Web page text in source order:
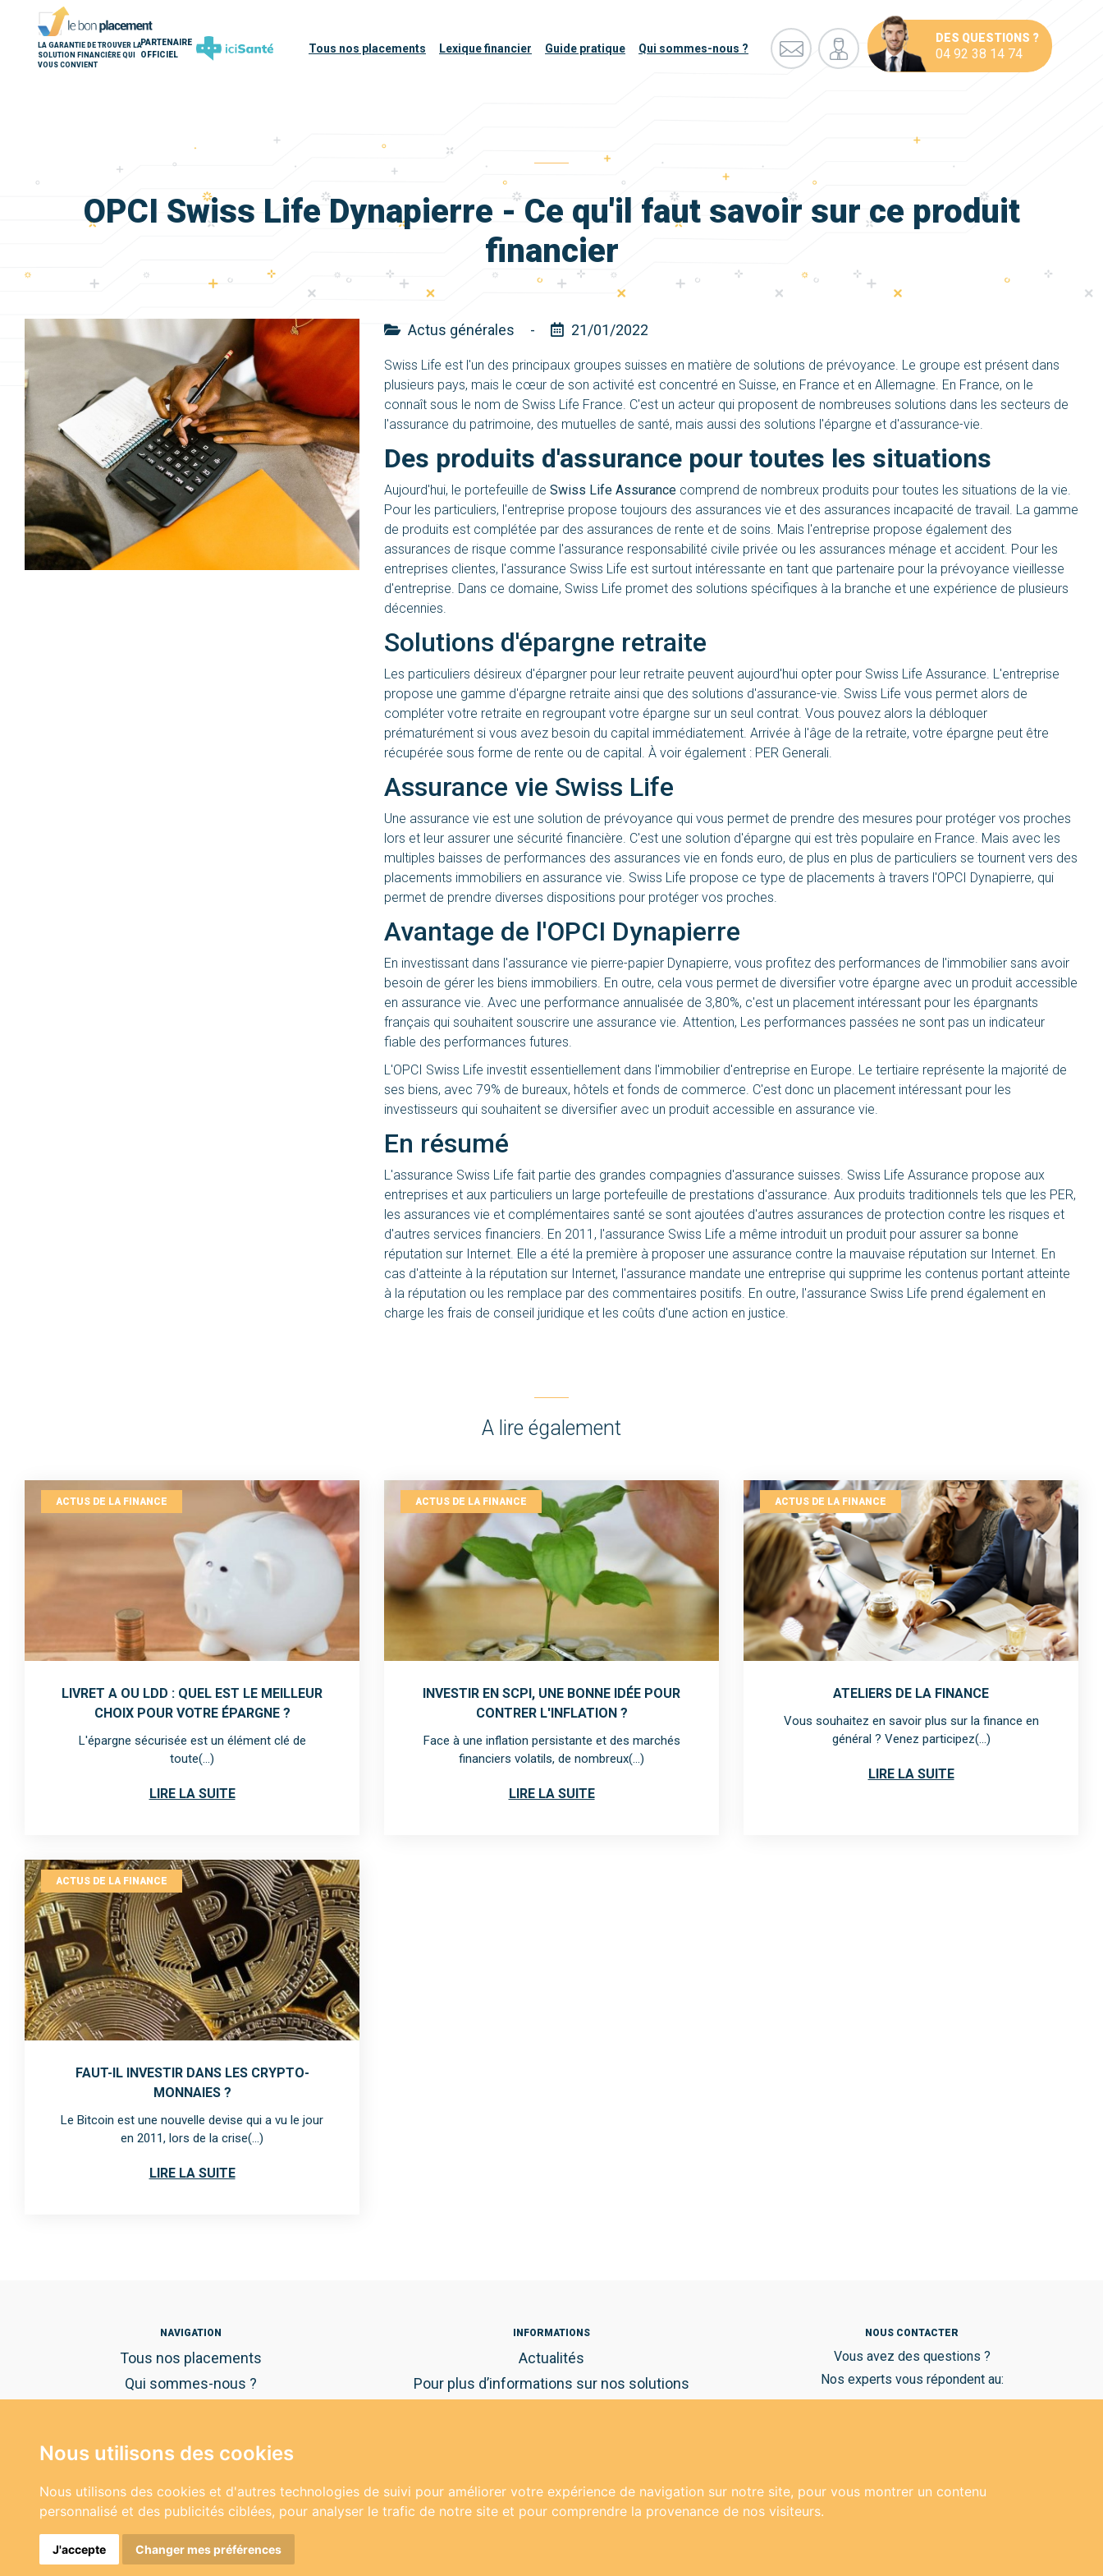
Nous utilisons des cookies
Nous utilisons des cookies et d'autres technologies de suivi pour améliorer votre expérience de navigation sur notre site, pour vous montrer un contenu
personnalisé et des publicités ciblées, pour analyser le trafic de notre site et pour comprendre la provenance de nos visiteurs.
J'accepte Changer mes préférences
LA GARANTIE DE TROUVER LA
SOLUTION FINANCIÈRE QUI
VOUS CONVIENT
PARTENAIRE
OFFICIEL
Tous nos placements Lexique financier Guide pratique Qui sommes-nous ?
DES QUESTIONS ?
04 92 38 14 74
OPCI Swiss Life Dynapierre - Ce qu'il faut savoir sur ce produit
financier
Actus générales - 21/01/2022
Swiss Life est l'un des principaux groupes suisses en matière de solutions de prévoyance. Le groupe est présent dans
plusieurs pays, mais le cœur de son activité est concentré en Suisse, en France et en Allemagne. En France, on le
connaît sous le nom de Swiss Life France. C'est un acteur qui proposent de nombreuses solutions dans les secteurs de
l'assurance du patrimoine, des mutuelles de santé, mais aussi des solutions l'épargne et d'assurance-vie.
Des produits d'assurance pour toutes les situations
Aujourd'hui, le portefeuille de Swiss Life Assurance comprend de nombreux produits pour toutes les situations de la vie.
Pour les particuliers, l'entreprise propose toujours des assurances vie et des assurances incapacité de travail. La gamme
de produits est complétée par des assurances de rente et de soins. Mais l'entreprise propose également des
assurances de risque comme l'assurance responsabilité civile privée ou les assurances ménage et accident. Pour les
entreprises clientes, l'assurance Swiss Life est surtout intéressante en tant que partenaire pour la prévoyance vieillesse
d'entreprise. Dans ce domaine, Swiss Life promet des solutions spécifiques à la branche et une expérience de plusieurs
décennies.
Solutions d'épargne retraite
Les particuliers désireux d'épargner pour leur retraite peuvent aujourd'hui opter pour Swiss Life Assurance. L'entreprise
propose une gamme d'épargne retraite ainsi que des solutions d'assurance-vie. Swiss Life vous permet alors de
compléter votre retraite en regroupant votre épargne sur un seul contrat. Vous pouvez alors la débloquer
prématurément si vous avez besoin du capital immédiatement. Arrivée à l'âge de la retraite, votre épargne peut être
récupérée sous forme de rente ou de capital. À voir également : PER Generali.
Assurance vie Swiss Life
Une assurance vie est une solution de prévoyance qui vous permet de prendre des mesures pour protéger vos proches
lors et leur assurer une sécurité financière. C'est une solution d'épargne qui est très populaire en France. Mais avec les
multiples baisses de performances des assurances vie en fonds euro, de plus en plus de particuliers se tournent vers des
placements immobiliers en assurance vie. Swiss Life propose ce type de placements à travers l'OPCI Dynapierre, qui
permet de prendre diverses dispositions pour protéger vos proches.
Avantage de l'OPCI Dynapierre
En investissant dans l'assurance vie pierre-papier Dynapierre, vous profitez des performances de l'immobilier sans avoir
besoin de gérer les biens immobiliers. En outre, cela vous permet de diversifier votre épargne avec un produit accessible
en assurance vie. Avec une performance annualisée de 3,80%, c'est un placement intéressant pour les épargnants
français qui souhaitent souscrire une assurance vie. Attention, Les performances passées ne sont pas un indicateur
fiable des performances futures.
L'OPCI Swiss Life investit essentiellement dans l'immobilier d'entreprise en Europe. Le tertiaire représente la majorité de
ses biens, avec 79% de bureaux, hôtels et fonds de commerce. C'est donc un placement intéressant pour les
investisseurs qui souhaitent se diversifier avec un produit accessible en assurance vie.
En résumé
L'assurance Swiss Life fait partie des grandes compagnies d'assurance suisses. Swiss Life Assurance propose aux
entreprises et aux particuliers un large portefeuille de prestations d'assurance. Aux produits traditionnels tels que les PER,
les assurances vie et complémentaires santé se sont ajoutées d'autres assurances de protection contre les risques et
d'autres services financiers. En 2011, l'assurance Swiss Life a même introduit un produit pour assurer sa bonne
réputation sur Internet. Elle a été la première à proposer une assurance contre la mauvaise réputation sur Internet. En
cas d'atteinte à la réputation sur Internet, l'assurance mandate une entreprise qui supprime les contenus portant atteinte
à la réputation ou les remplace par des commentaires positifs. En outre, l'assurance Swiss Life prend également en
charge les frais de conseil juridique et les coûts d'une action en justice.
A lire également
ACTUS DE LA FINANCE
LIVRET A OU LDD : QUEL EST LE MEILLEUR
CHOIX POUR VOTRE ÉPARGNE ?
L'épargne sécurisée est un élément clé de
toute(...)
LIRE LA SUITE
ACTUS DE LA FINANCE
INVESTIR EN SCPI, UNE BONNE IDÉE POUR
CONTRER L'INFLATION ?
Face à une inflation persistante et des marchés
financiers volatils, de nombreux(...)
LIRE LA SUITE
ACTUS DE LA FINANCE
ATELIERS DE LA FINANCE
Vous souhaitez en savoir plus sur la finance en
général ? Venez participez(...)
LIRE LA SUITE
ACTUS DE LA FINANCE
FAUT-IL INVESTIR DANS LES CRYPTO-
MONNAIES ?
Le Bitcoin est une nouvelle devise qui a vu le jour
en 2011, lors de la crise(...)
LIRE LA SUITE
NAVIGATION
Tous nos placements
Qui sommes-nous ?
INFORMATIONS
Actualités
Pour plus d’informations sur nos solutions
NOUS CONTACTER
Vous avez des questions ?
Nos experts vous répondent au:
Copyright 2026 © Le Bon Placement - Tous droits réservés -